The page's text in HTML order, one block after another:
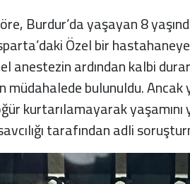
Burdur’da yaşayan 8
Özel bir
anestezin ardından kalbi
müdahalede bulunuldu. Ancak
kurtarılamayarak yaşamını
tarafından adli